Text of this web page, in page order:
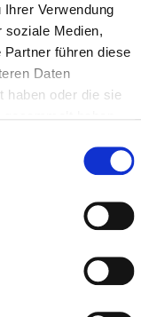
Verwendung
soziale Medien,
führen diese
Daten
haben oder die sie
6221
MS Sports folgen